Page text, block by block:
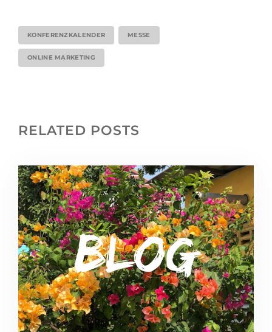
KONFERENZKALENDER MESSE
ONLINE MARKETING
RELATED POSTS